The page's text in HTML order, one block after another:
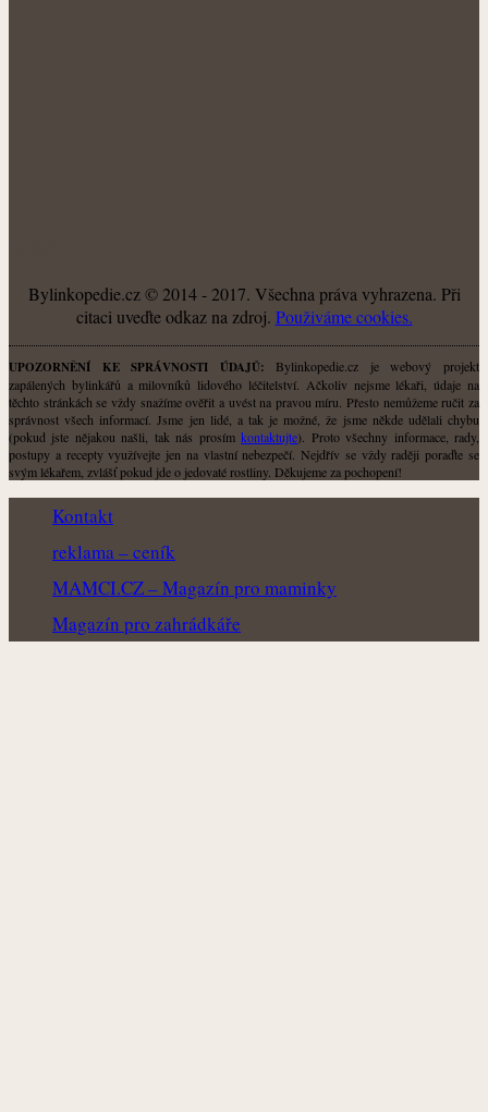
Bylinkopedie.cz © 2014 - 2017. Všechna práva vyhrazena. Při
citaci uveďte odkaz na zdroj. Použiváme cookies.
UPOZORNĚNÍ KE SPRÁVNOSTI ÚDAJŮ: Bylinkopedie.cz je webový projekt
zapálených bylinkářů a milovníků lidového léčitelství. Ačkoliv nejsme lékaři, údaje na
těchto stránkách se vždy snažíme ověřit a uvést na pravou míru. Přesto nemůžeme ručit za
správnost všech informací. Jsme jen lidé, a tak je možné, že jsme někde udělali chybu
(pokud jste nějakou našli, tak nás prosímkontaktujte). Proto všechny informace, rady,
postupy a recepty využívejte jen na vlastní nebezpečí. Nejdřív se vždy raději poraďte se
svým lékařem, zvlášť pokud jde o jedovaté rostliny. Děkujeme za pochopení!
Kontakt
reklama – ceník
MAMCI.CZ – Magazín pro maminky
Magazín pro zahrádkáře